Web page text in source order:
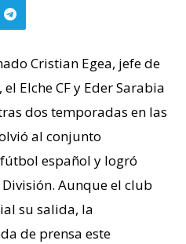
Cristian Egea, jefe de
Elche CF y Eder Sarabia
dos temporadas en las
al conjunto
español y logró
Aunque el club
su salida, la
de prensa este